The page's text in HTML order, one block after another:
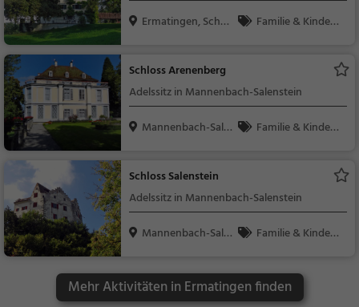
Ermatingen, Schw
Familie & Kinder,
Schloss Arenenberg
Adelssitz in Mannenbach-Salenstein
Mannenbach-Sale
Familie & Kinder,
Schloss Salenstein
Adelssitz in Mannenbach-Salenstein
Mannenbach-Sale
Familie & Kinder,
Mehr Aktivitäten in Ermatingen finden